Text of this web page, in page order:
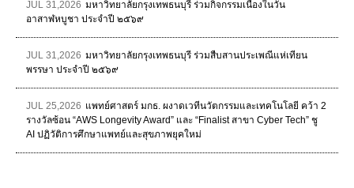
JUL 31,2026 มหาวิทยาลัยกรุงเทพธนบุรี ร่วมกิจกรรมเนื่องในวัน
อาสาฬหบูชา ประจำปี ๒๕๖๙
JUL 31,2026 มหาวิทยาลัยกรุงเทพธนบุรี ร่วมสืบสานประเพณีแห่เทียน
พรรษา ประจำปี ๒๕๖๙
JUL 25,2026 แพทย์ศาสตร์ มกธ. ผงาดเวทีนวัตกรรมและเทคโนโลยี คว้า 2
รางวัลซ้อน “AWS Longevity Award” และ “Finalist สาขา Cyber Tech” ชู
AI ปฏิวัติการศึกษาแพทย์และสุขภาพยุคใหม่